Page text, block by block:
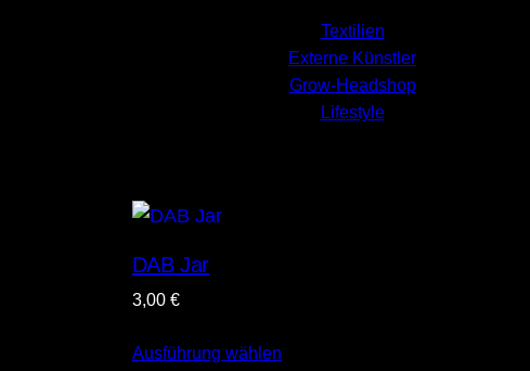
Textilien
Externe Künstler
Grow-Headshop
Lifestyle
DAB Jar
3,00 €
Ausführung wählen